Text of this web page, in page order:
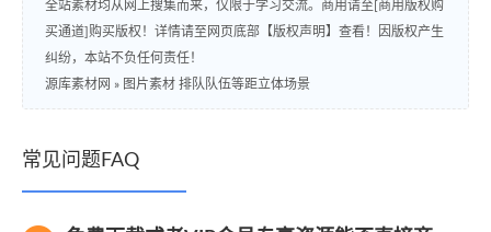
全站素材均从网上搜集而来，仅限于学习交流。商用请至[商用版权购
买通道]购买版权！详情请至网页底部【版权声明】查看！因版权产生
纠纷，本站不负任何责任！
源库素材网 » 图片素材 排队队伍等距立体场景
常见问题FAQ